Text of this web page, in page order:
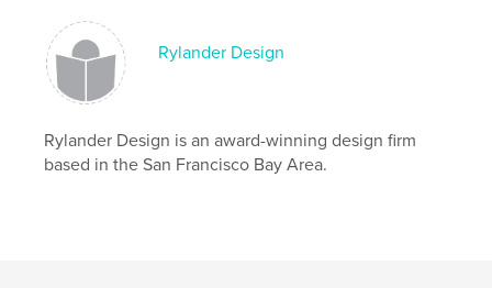
Rylander Design
Rylander Design is an award-winning design firm
based in the San Francisco Bay Area.